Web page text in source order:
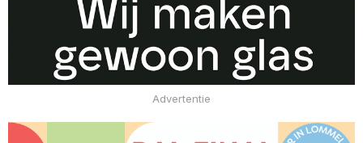
Advertentie